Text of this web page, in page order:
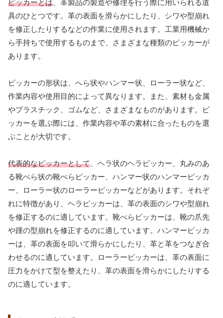
ピッカーとは 、革製品の製造や修理を行う際に用いられる道
具のひとつです。革の表面を滑らかにしたり、シワや型崩れ
を修正したりするなどの作業に使用されます。工業用機械か
ら手持ちで使用するものまで、さまざまな種類のピッカーが
あります。
ピッカーの形状は、へら状やハンマー状、ローラー状など、
作業内容や使用目的によって異なります。また、素材も金属
やプラスチック、ゴムなど、さまざまなものがあります。ピ
ッカーを選ぶ際には、作業内容や革の素材に合ったものを選
ぶことが大切です。
代表的なピッカーとして 、ヘラ状のヘラピッカー、丸みのあ
る靴べら状の靴べらピッカー、ハンマー状のハンマーピッカ
ー、ローラー状のローラーピッカーなどがあります。それぞ
れに特徴があり、ヘラピッカーは、革の表面のシワや型崩れ
を修正するのに適しています。靴べらピッカーは、靴の爪先
や踵の型崩れを修正するのに適しています。ハンマーピッカ
ーは、革の表面を叩いて滑らかにしたり、革と革をつなぎ合
わせるのに適しています。ローラーピッカーは、革の表面に
圧力をかけて型を整えたり、革の表面を滑らかにしたりする
のに適しています。